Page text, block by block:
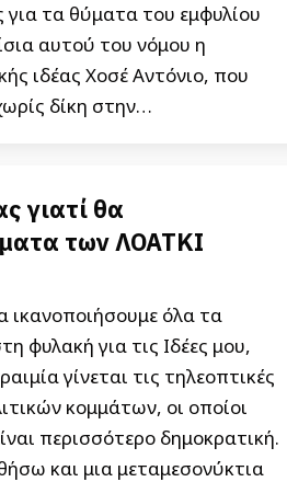
τα θύματα του εμφυλίου
αυτού του νόμου η
ιδέας Χοσέ Αντόνιο, που
δίκη στην…
γιατί θα
των ΛΟΑΤΚΙ
ικανοποιήσουμε όλα τα
φυλακή για τις Ιδέες μου,
γίνεται τις τηλεοπτικές
κομμάτων, οι οποίοι
περισσότερο δημοκρατική.
και μια μεταμεσονύκτια